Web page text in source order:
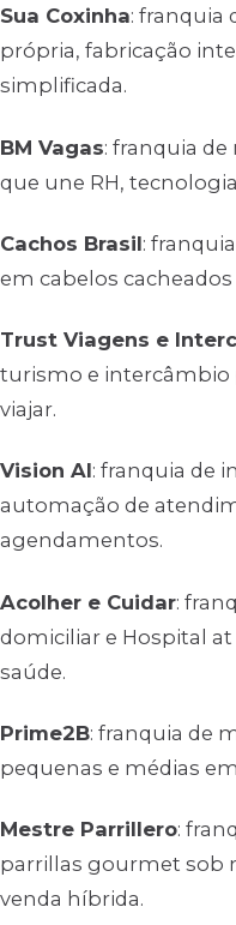
Sua Coxinha: franquia
própria, fabricação
simplificada.
BM Vagas: franquia
que une RH,
Cachos Brasil:
em cabelos cacheados
Trust Viagens e
turismo e intercâmbio
viajar.
Vision AI: franquia de
automação de
agendamentos.
Acolher e Cuidar:
domiciliar e Hospital
saúde.
Prime2B: franquia de
pequenas e médias
Mestre Parrillero:
parrillas gourmet sob
venda híbrida.